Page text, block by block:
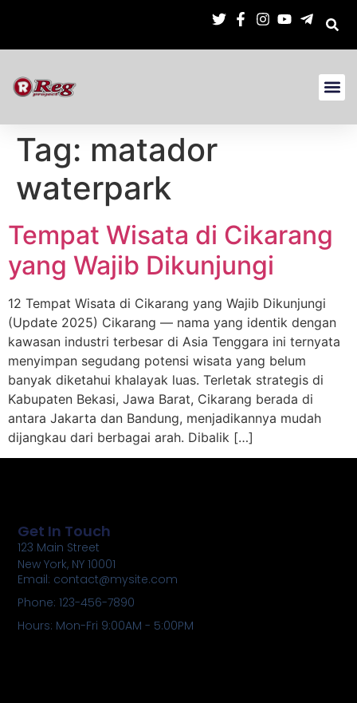
Tag: matador
waterpark
Tempat Wisata di Cikarang
yang Wajib Dikunjungi
12 Tempat Wisata di Cikarang yang Wajib Dikunjungi
(Update 2025) Cikarang — nama yang identik dengan
kawasan industri terbesar di Asia Tenggara ini ternyata
menyimpan segudang potensi wisata yang belum
banyak diketahui khalayak luas. Terletak strategis di
Kabupaten Bekasi, Jawa Barat, Cikarang berada di
antara Jakarta dan Bandung, menjadikannya mudah
dijangkau dari berbagai arah. Dibalik […]
Get In Touch
123 Main Street
New York, NY 10001
Email: contact@mysite.com
Phone: 123-456-7890
Hours: Mon-Fri 9:00AM - 5:00PM